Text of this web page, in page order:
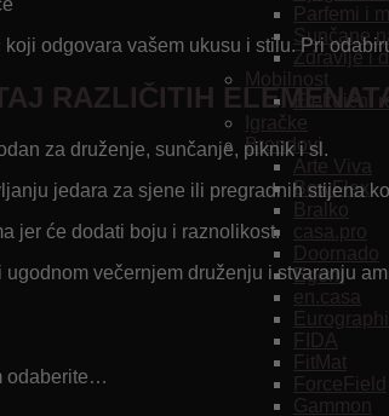
Parfemi i
Sunčane
Zdravlje i
Mobilnost
Električni
Igračke
Brendovi
Arte Viva
BowFlex
Bralko
casa.pro
Doornado
Egoni
en.casa
FIDA
FitMat
ForceField
Gammon
odgovara vašem ukusu i stilu. Pri
RAZLIČITIH
za druženje, sunčanje, piknik i sl.
jedara za sjene ili pregradnih stijena
jer će dodati boju i raznolikost.
večernjem druženju i stvaranju
odaberite…